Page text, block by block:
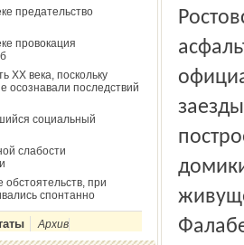
предательство
провокация
ХХ века, поскольку
осознавали последствий
социальный
слабости
обстоятельств, при
спонтанно
Архив